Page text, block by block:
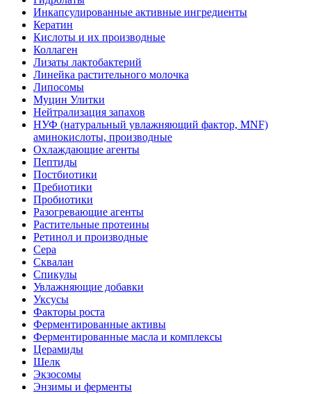
Инкапсулированные активные ингредиенты
Кератин
Кислоты и их производные
Коллаген
Лизаты лактобактерий
Линейка растительного молочка
Липосомы
Муцин Улитки
Нейтрализация запахов
НУФ (натуральный увлажняющий фактор, MNF)
аминокислоты, производные
Охлаждающие агенты
Пептиды
Постбиотики
Пребиотики
Пробиотики
Разогревающие агенты
Растительные протеины
Ретинол и производные
Сера
Сквалан
Спикулы
Увлажняющие добавки
Уксусы
Факторы роста
Ферментированные активы
Ферментированные масла и комплексы
Церамиды
Шелк
Экзосомы
Энзимы и ферменты